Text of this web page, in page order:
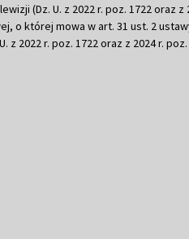
(Dz. U. z 2022 r. poz. 1722 oraz
o której mowa w art. 31 ust. 2
z 2022 r. poz. 1722 oraz z 2024 r. poz.